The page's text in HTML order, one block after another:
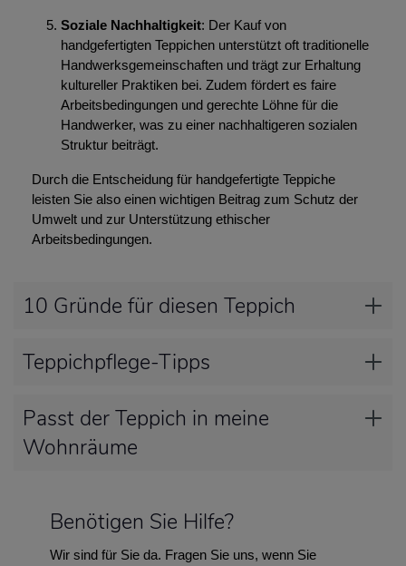
Soziale Nachhaltigkeit: Der Kauf von
handgefertigten Teppichen unterstützt oft traditionelle
Handwerksgemeinschaften und trägt zur Erhaltung
kultureller Praktiken bei. Zudem fördert es faire
Arbeitsbedingungen und gerechte Löhne für die
Handwerker, was zu einer nachhaltigeren sozialen
Struktur beiträgt.
Durch die Entscheidung für handgefertigte Teppiche
leisten Sie also einen wichtigen Beitrag zum Schutz der
Umwelt und zur Unterstützung ethischer
Arbeitsbedingungen.
10 Gründe für diesen Teppich
Teppichpflege-Tipps
Passt der Teppich in meine
Wohnräume
Benötigen Sie Hilfe?
Wir sind für Sie da. Fragen Sie uns, wenn Sie